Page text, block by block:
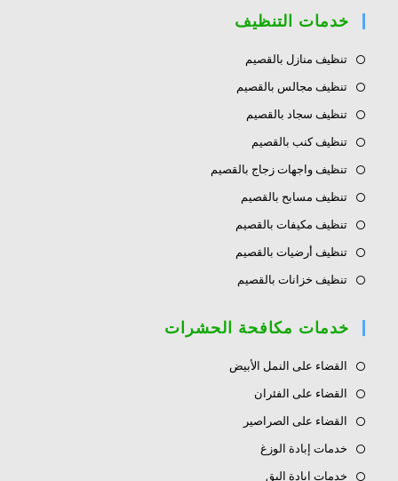
خدمات التنظيف
تنظيف منازل بالقصيم
تنظيف مجالس بالقصيم
تنظيف سجاد بالقصيم
تنظيف كنب بالقصيم
تنظيف واجهات زجاج بالقصيم
تنظيف مسابح بالقصيم
تنظيف مكيفات بالقصيم
تنظيف أرضيات بالقصيم
تنظيف خزانات بالقصيم
خدمات مكافحة الحشرات
القضاء على النمل الأبيض
القضاء على الفئران
القضاء على الصراصير
خدمات إبادة الوزغ
خدمات إبادة البق